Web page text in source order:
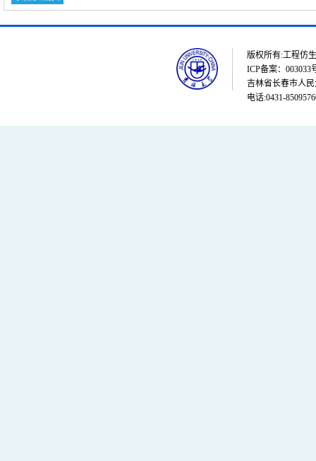
版权所有:工程仿
ICP备案：003033
吉林省长春市人
电话:0431-